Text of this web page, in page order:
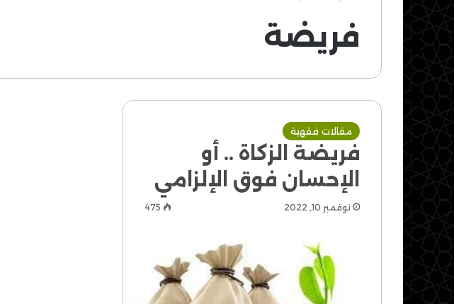
فريضة
مقالات فقهية
فريضة الزكاة .. أو
الإحسان فوق الإلزامي
نوفمبر 10, 2022 475